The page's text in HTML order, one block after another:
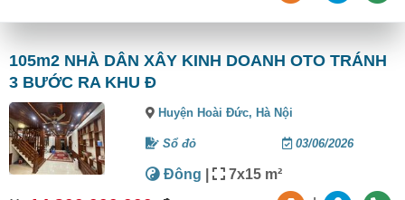
105m2 NHÀ DÂN XÂY KINH DOANH OTO TRÁNH
3 BƯỚC RA KHU Đ
Huyện Hoài Đức,Hà Nội
Sổ đỏ 03/06/2026
Đông | 7x15 m²